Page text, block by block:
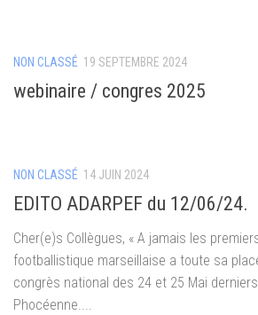
NON CLASSÉ 19 SEPTEMBRE 2024
webinaire / congres 2025
NON CLASSÉ 14 JUIN 2024
EDITO ADARPEF du 12/06/24.
Cher(e)s Collègues, « A jamais les
footballistique marseillaise a toute sa
congrès national des 24 et 25 Mai
Phocéenne....